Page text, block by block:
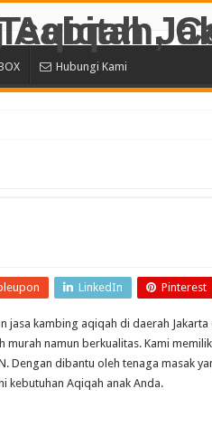
Hubungi Kami
LinkedIn Pinterest
jasa kambing aqiqah di daerah Jakarta
murah namun berkualitas. Kami
Dengan dibantu oleh tenaga masak
kebutuhan Aqiqah anak Anda.